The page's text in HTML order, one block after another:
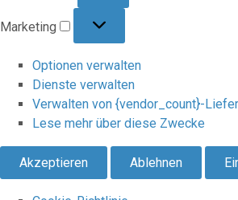
Marketing
Optionen verwalten
Dienste verwalten
Verwalten von {vendor_count}-
Lese mehr über diese Zwecke
Akzeptieren Ablehnen